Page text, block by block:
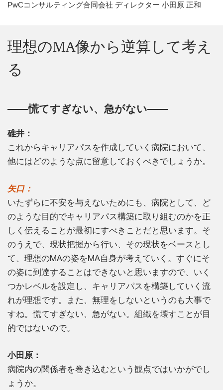
PwCコンサルティング合同会社 ディレクター 小田原 正和
理想のMA像から逆算して考え
る
――慌てすぎない、急がない――
碓井：
これからキャリアパスを作成していく病院において、
他にはどのような点に留意しておくべきでしょうか。
矢口：
いたずらに不安を与えないためにも、病院として、ど
のような目的でキャリアパス構築に取り組むのかを正
しく伝えることが最初にすべきことだと思います。そ
のうえで、現状把握から行い、その現状をベースとし
て、理想のMAの姿をMA自身が考えていく。すぐにそ
の姿に到達することはできないと思いますので、いく
つかレベルを設定し、キャリアパスを構築していく流
れが理想です。また、無理をしないというのも大事で
すね。慌てすぎない、急がない。組織を壊すことが目
的ではないので。
小田原：
病院内の関係者を巻き込むという観点ではいかがでし
ょうか。